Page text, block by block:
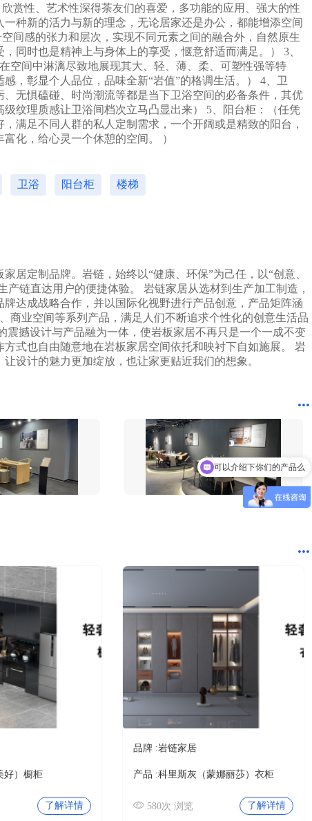
37分钟前 北京吴女士成功提交需求
2分钟前 山东甘先生成功提交需求
3分钟前 广东古先生成功提交需求
12分钟前 湖北胡先生成功提交需求
10分钟前 四川贺先生成功提交需求
7分钟前 北京吴女士成功提交需求
2分钟前 山东甘先生成功提交需求
3分钟前 广东古先生成功提交需求
1分钟前 湖北胡先生成功提交需求
10分钟前 四川贺先生成功提交需求
7分钟前 北京吴女士成功提交需求
2分钟前 山东甘先生成功提交需求
3分钟前 广东古先生成功提交需求
1分钟前 湖北胡先生成功提交需求
10分钟前 四川贺先生成功提交需求
9分钟前 北京吴女士成功提交需求
9分钟前 北京吴女士成功提交需求
2分钟前 山东甘先生成功提交需求
5分钟前 广东古先生成功提交需求
赏性、艺术性深得茶友们的喜爱，多功能的应用、强大的性
种新的活力与新的理念，无论居家还是办公，都能增添空间
间感的张力和层次，实现不同元素之间的融合外，自然原生
同时也是精神上与身体上的享受，惬意舒适而满足。） 3、
空间中淋漓尽致地展现其大、轻、薄、柔、可塑性强等特
，彰显个人品位，品味全新“岩值”的格调生活。） 4、卫
无惧磕碰、时尚潮流等都是当下卫浴空间的必备条件，其优
纹理质感让卫浴间档次立马凸显出来） 5、阳台柜：（任凭
满足不同人群的私人定制需求，一个开阔或是精致的阳台，
化，给心灵一个休憩的空间。 ）
卫浴 阳台柜 楼梯
居定制品牌。岩链，始终以“健康、环保”为己任，以“创意、
链直达用户的便捷体验。 岩链家居从选材到生产加工制造，
达成战略合作，并以国际化视野进行产品创意，产品矩阵涵
商业空间等系列产品，满足人们不断追求个性化的创意生活品
撼设计与产品融为一体，使岩板家居不再只是一个一成不变
式也自由随意地在岩板家居空间依托和映衬下自如施展。 岩
设计的魅力更加绽放，也让家更贴近我们的想象。
好）橱柜
了解详情
品牌 :岩链家居
产品 :科里斯灰（蒙娜丽莎）衣柜
580次 浏览 了解详情
可以介绍下你们的产品么
你们是怎么收费的呢